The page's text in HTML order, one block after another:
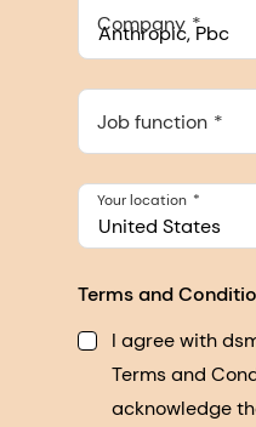
Company
548 Market St Pmb
Job function
United States
Your location
Terms and
I agree with
Terms and
acknowledge